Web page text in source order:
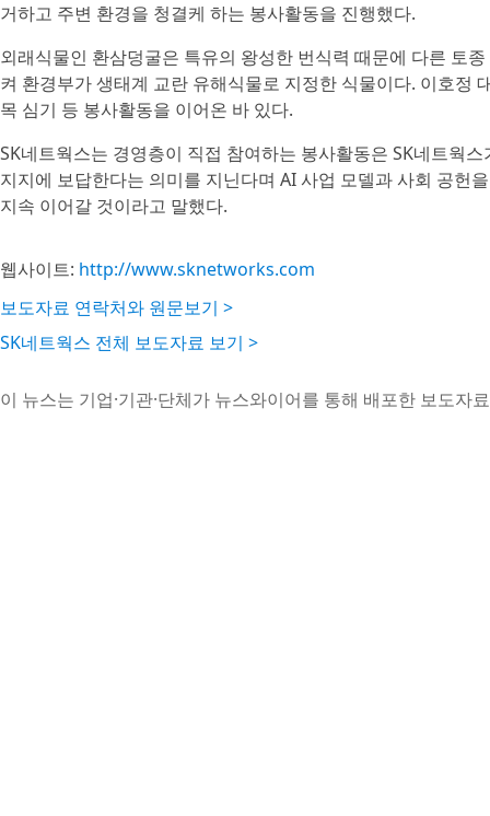
거하고 주변 환경을 청결케 하는 봉사활동을 진행했다.
외래식물인 환삼덩굴은 특유의 왕성한 번식력 때문에 다른 토
켜 환경부가 생태계 교란 유해식물로 지정한 식물이다. 이호정
목 심기 등 봉사활동을 이어온 바 있다.
SK네트웍스는 경영층이 직접 참여하는 봉사활동은 SK네트웍
지지에 보답한다는 의미를 지닌다며 AI 사업 모델과 사회 공헌
지속 이어갈 것이라고 말했다.
웹사이트: http://www.sknetworks.com
보도자료 연락처와 원문보기 >
SK네트웍스 전체 보도자료 보기 >
이 뉴스는 기업·기관·단체가 뉴스와이어를 통해 배포한 보도자